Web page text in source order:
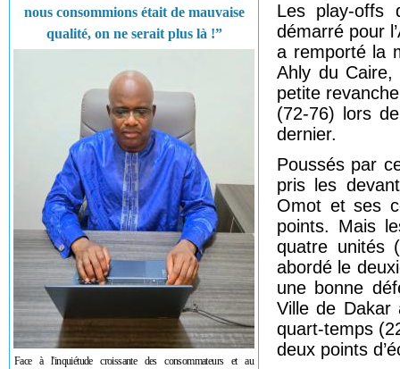
nous consommions était de mauvaise
qualité, on ne serait plus là !”
Face à l'inquiétude croissante des consommateurs et au
Les play-offs
démarré pour
a remporté la
Ahly du
petite
(72-76) lors
dernier.
Poussés par
pris les
Omot et ses
points. Mais
quatre unités
abordé le
une bonne
Ville de Dakar
quart-temps
deux points